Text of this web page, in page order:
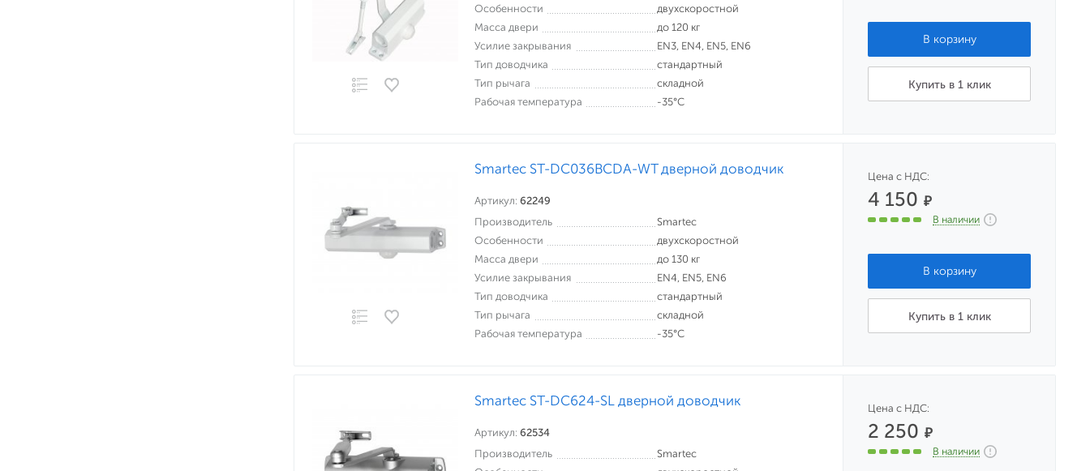
Особенности
двухскоростной
Масса двери
до 120 кг
Усилие закрывания
EN3, EN4, EN5, EN6
Тип доводчика
стандартный
Тип рычага
складной
Рабочая температура
-35°С
Купить в 1 клик
Smartec ST-DC036BCDA-WT дверной доводчик
Артикул: 62249
Производитель
Smartec
Особенности
двухскоростной
Масса двери
до 130 кг
Усилие закрывания
EN4, EN5, EN6
Тип доводчика
стандартный
Тип рычага
складной
Рабочая температура
-35°С
Цена с НДС:
4 150₽
В наличии
Купить в 1 клик
Smartec ST-DC624-SL дверной доводчик
Артикул: 62534
Производитель
Smartec
Цена с НДС:
2 250₽
В наличии